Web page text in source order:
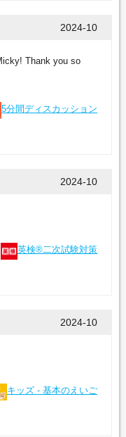
2024-10
Thank you so
5分間ディスカッション
2024-10
英検®二次試験対策
2024-10
キッズ - 基本のえいご